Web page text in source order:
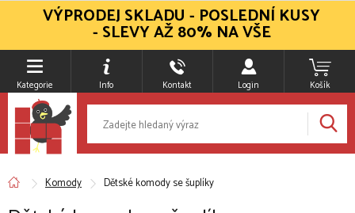
Kategorie Info Kontakt Login Košík
Komody Dětské komody se šuplíky
VÝPRODEJ SKLADU - POSLEDNÍ KUSY
- SLEVY AŽ 80% NA VŠE